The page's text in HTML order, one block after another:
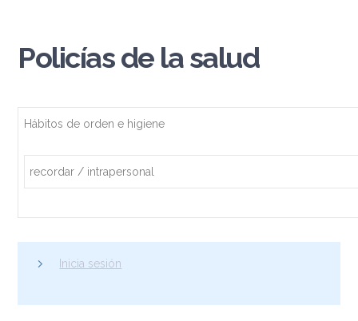
Policías de la salud
Hábitos de orden e higiene
recordar / intrapersonal
Inicia sesión